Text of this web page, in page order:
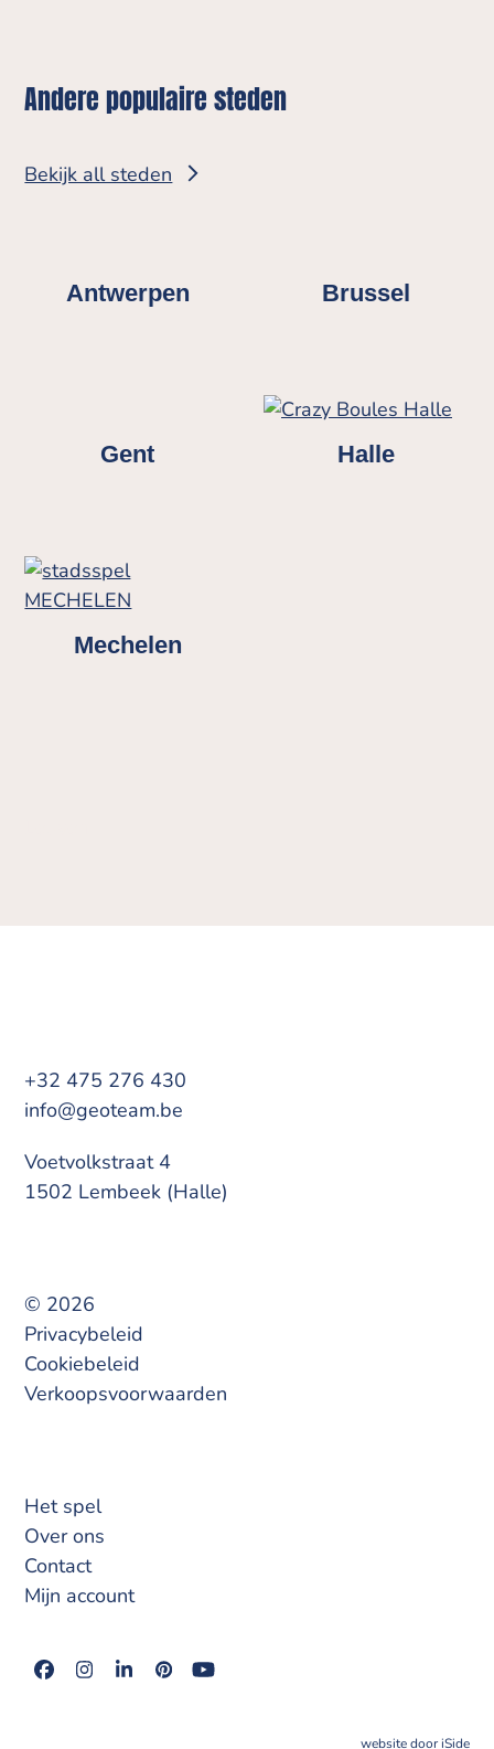
Andere populaire steden
Bekijk all steden
Antwerpen Brussel
Gent Halle
Mechelen
+32 475 276 430
info@geoteam.be
Voetvolkstraat 4
1502 Lembeek (Halle)
© 2026
Privacybeleid
Cookiebeleid
Verkoopsvoorwaarden
Het spel
Over ons
Contact
Mijn account
Facebook
Instagram
LinkedIn
PinterestYouTube
website door iSide